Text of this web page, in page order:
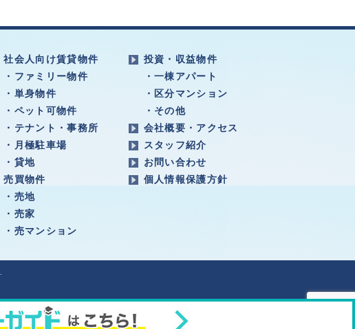
社会人向け賃貸物件
・ファミリー物件
・単身物件
・ペット可物件
・テナント・事務所
・月極駐車場
・貸地
売買物件
・売地
・売家
・売マンション
投資・収益物件
・一棟アパート
・区分マンション
・その他
会社概要・アクセス
スタッフ紹介
お問い合わせ
個人情報保護方針